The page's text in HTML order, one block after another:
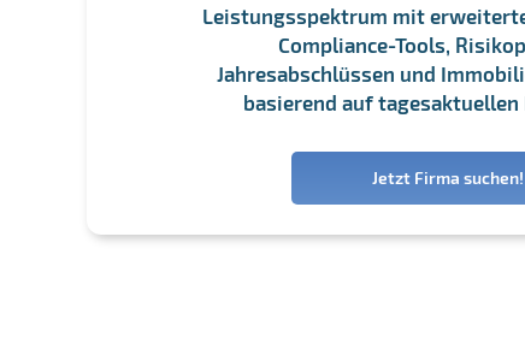
Leistungsspektrum mit
Compliance-Tools,
Jahresabschlüssen und
basierend auf tagesaktuellen
Jetzt Firma suchen!